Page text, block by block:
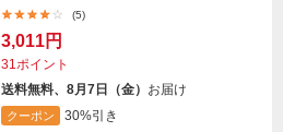
(5)
3,011円
31ポイント
送料無料、8月7日（金） お届け
クーポン 30%引き